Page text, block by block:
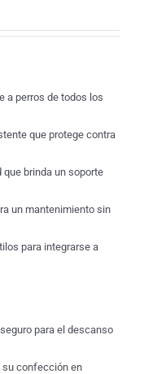
a perros de todos los
que protege contra
que brinda un soporte
un mantenimiento sin
para integrarse a
para el descanso
su confección en